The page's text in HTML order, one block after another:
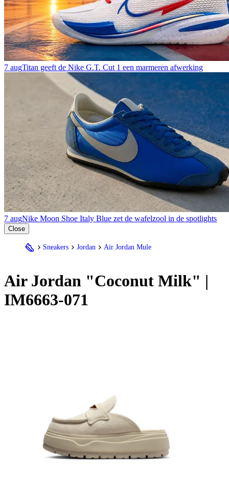
7 augTitan geeft de Nike G.T. Cut 1 een marmeren afwerking
7 augNike Moon Shoe Italy Blue zet de wafelzool in de spotlights
Close
Sneakers Jordan Air Jordan Mule
Air Jordan "Coconut Milk" |
IM6663-071